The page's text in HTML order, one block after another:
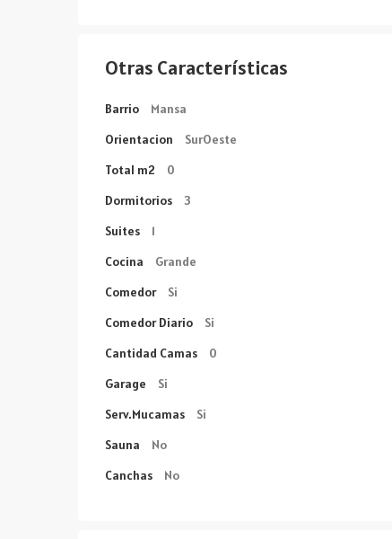
Otras Características
Barrio Mansa
Orientacion
SurOeste
Total m2
0
Dormitorios
3
Suites
1
Cocina
Grande
Comedor
Si
Comedor Diario
Si
Cantidad Camas
0
Garage
Si
Serv.Mucamas
Si
Sauna
No
Canchas
No